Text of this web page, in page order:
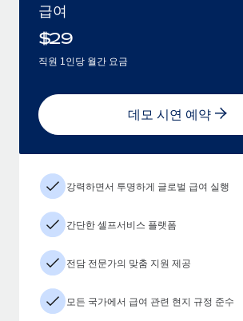
급여
$29
직원 1인당 월간 요금
데모 시연 예약
강력하면서 투명하게 글로벌 급여 실행
간단한 셀프서비스 플랫폼
전담 전문가의 맞춤 지원 제공
모든 국가에서 급여 관련 현지 규정 준수